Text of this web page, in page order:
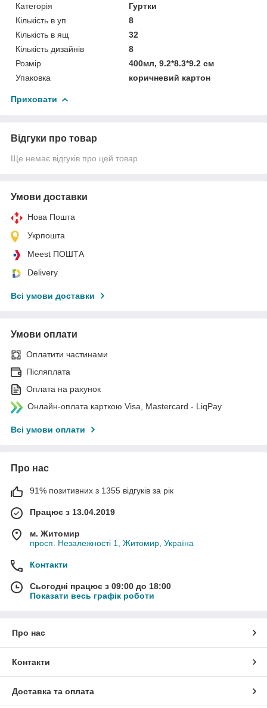
Категорія
Гуртки
Кількість в уп
8
Кількість в ящ
32
Кількість дизайнів
8
Розмір
400мл, 9.2*8.3*9.2 см
Упаковка
коричневий картон
Приховати
Відгуки про товар
Ще немає відгуків про цей товар
Умови доставки
Нова Пошта
Укрпошта
Meest ПОШТА
Delivery
Всі умови доставки
Умови оплати
Оплатити частинами
Післяплата
Оплата на рахунок
Онлайн-оплата карткою Visa, Mastercard - LiqPay
Всі умови оплати
Про нас
91% позитивних з 1355 відгуків за рік
Працює з 13.04.2019
м. Житомир
просп. Незалежності 1, Житомир, Україна
Контакти
Сьогодні працює з 09:00 до 18:00
Показати весь графік роботи
Про нас
Контакти
Доставка та оплата